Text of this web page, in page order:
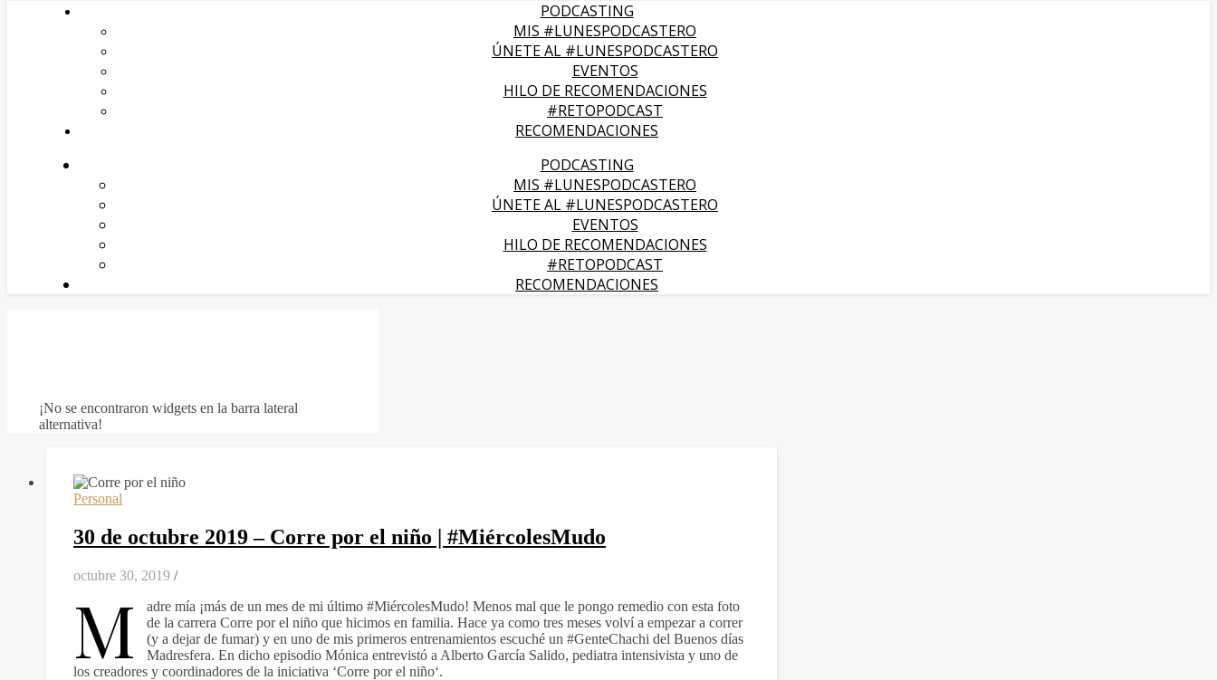
PODCASTING
MIS #LUNESPODCASTERO
ÚNETE AL #LUNESPODCASTERO
EVENTOS
HILO DE RECOMENDACIONES
#RETOPODCAST
RECOMENDACIONES
PODCASTING
MIS #LUNESPODCASTERO
ÚNETE AL #LUNESPODCASTERO
EVENTOS
HILO DE RECOMENDACIONES
#RETOPODCAST
RECOMENDACIONES
¡No se encontraron widgets en la barra lateral
alternativa!
Personal
30 de octubre 2019 – Corre por el niño | #MiércolesMudo
octubre 30, 2019 /
M
adre mía ¡más de un mes de mi último #MiércolesMudo! Menos mal que le pongo remedio con esta foto
de la carrera Corre por el niño que hicimos en familia. Hace ya como tres meses volví a empezar a correr
(y a dejar de fumar) y en uno de mis primeros entrenamientos escuché un #GenteChachi del Buenos días
Madresfera. En dicho episodio Mónica entrevistó a Alberto García Salido, pediatra intensivista y uno de
los creadores y coordinadores de la iniciativa ‘Corre por el niño‘.